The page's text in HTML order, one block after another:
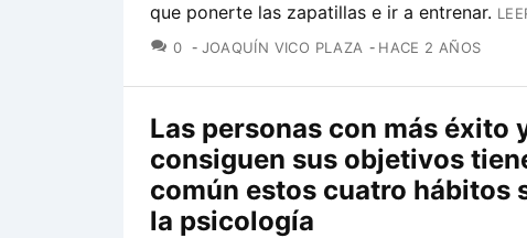
que ponerte las zapatillas e ir a entrenar.
0 COMENTARIOS
JOAQUÍN VICO PLAZA HACE 2 AÑOS
Las personas con más éxito
consiguen sus objetivos
común estos cuatro hábitos
la psicología